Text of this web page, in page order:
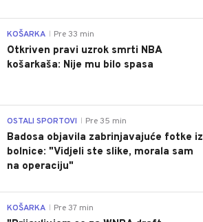
KOŠARKA Pre 33 min
Otkriven pravi uzrok smrti NBA
košarkaša: Nije mu bilo spasa
OSTALI SPORTOVI Pre 35 min
Badosa objavila zabrinjavajuće fotke iz
bolnice: "Vidjeli ste slike, morala sam
na operaciju"
KOŠARKA Pre 37 min